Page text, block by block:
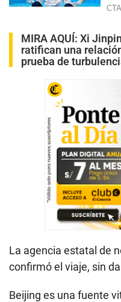
MIRA AQUÍ: Xi
ratifican una
prueba de
La agencia estatal de
confirmó el viaje, sin
Beijing es una fuente